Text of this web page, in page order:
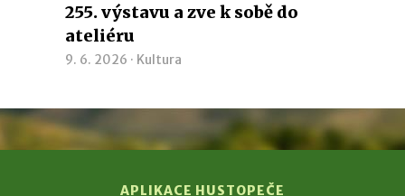
255. výstavu a zve k sobě do
ateliéru
9. 6. 2026 · Kultura
APLIKACE HUSTOPEČE